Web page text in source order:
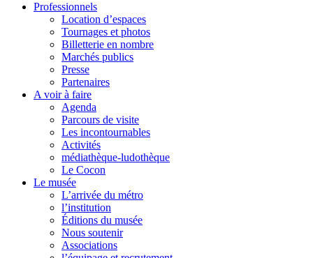
Professionnels
Location d’espaces
Tournages et photos
Billetterie en nombre
Marchés publics
Presse
Partenaires
A voir à faire
Agenda
Parcours de visite
Les incontournables
Activités
médiathèque-ludothèque
Le Cocon
Le musée
L’arrivée du métro
l’institution
Éditions du musée
Nous soutenir
Associations